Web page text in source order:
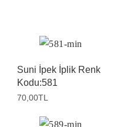
Suni İpek İplik Renk
Kodu:581
70,00TL